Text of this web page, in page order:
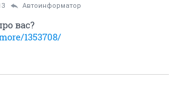
Автоинформатор
вас?
1353708/